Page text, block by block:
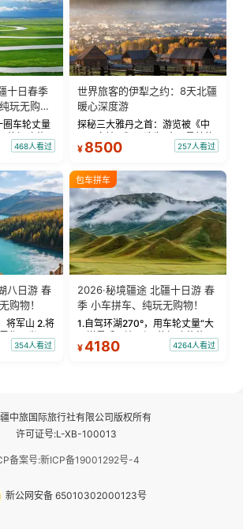
十日春季
玩无购
圈车轮丈量
”的极致蔚
款风格服
300跟车视
468人看过
世界旅客的伊犁之约：8天北疆
暖心深度游
探秘三大雅丹之首：游览被《中
国国家地理》评选为“中国最美的
三大雅丹”第一名的克拉玛依魔鬼
瓦人最大村落——禾木村，欣赏
晨雾与小木...
¥ 8500 257人看过
八日游 春
购物！
将军山 2.将
都风光 3.
迪party 4.
354人看过
包车拼车
2026·秘境疆途 北疆十日游 春
季 小车拼车、纯玩无购物！
1.自驾环湖270°，用车轮丈量“大
西洋最后一滴眼泪”的极致蔚蓝，
让雪山、花海与深邃湖水在转弯
¥4180 4264人看过
中旅国际旅行社有限公司版权所有
许可证号:L-XB-100013
备案号:新ICP备19001292号-4
新公网安备 65010302000123号